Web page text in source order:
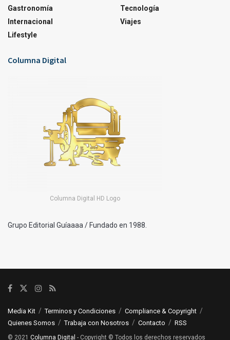
Gastronomía
Internacional
Lifestyle
Tecnología
Viajes
Columna Digital
Columna Digital HD Logo
Grupo Editorial Guíaaaa / Fundado en 1988.
Media Kit Terminos y Condiciones
Compliance & Copyright
Quienes Somos
Trabaja con Nosotros Contacto RSS
© 2021 Columna Digital - Copyright © Todos los derechos reservados